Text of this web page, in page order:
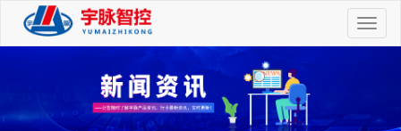
切
换